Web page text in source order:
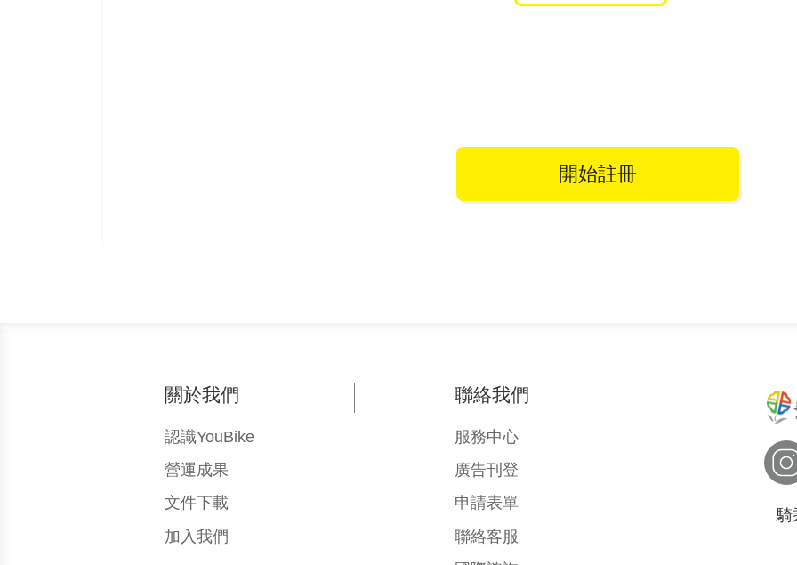
開始註冊
關於我們
認識YouBike
營運成果
文件下載
加入我們
聯絡我們
服務中心
廣告刊登
申請表單
聯絡客服
騎